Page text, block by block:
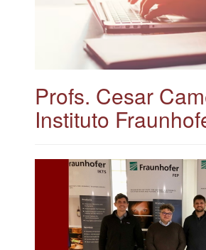
Profs. Cesar
Instituto